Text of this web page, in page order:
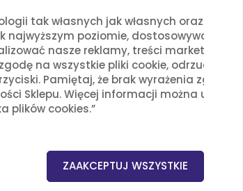
tak własnych jak własnych oraz stron
poziomie, dostosowywać treści
nasze reklamy, treści marketingowe i
na wszystkie pliki cookie, odrzucić je lub
Pamiętaj, że brak wyrażenia zgody na
Sklepu. Więcej informacji można uzyskać,
plików cookies.”
ZAAKCEPTUJ WSZYSTKIE